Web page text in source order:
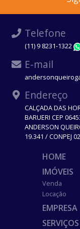
Telefone
(11) 9 8231-1322
E-mail
Endereço
CALÇADA DAS
BARUERI CEP
ANDERSON
19.341 / CONPEJ
HOME
IMÓVEIS
Venda
Locação
EMPRESA
SERVIÇOS